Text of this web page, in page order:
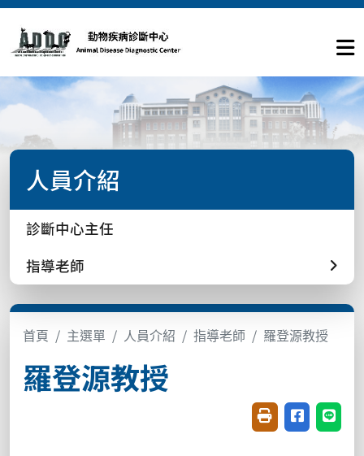
人員介紹
診斷中心主任
指導老師
首頁 主選單 人員介紹 指導老師 羅登源教授
羅登源教授
友善列印(開新視
分享至臉書
分享